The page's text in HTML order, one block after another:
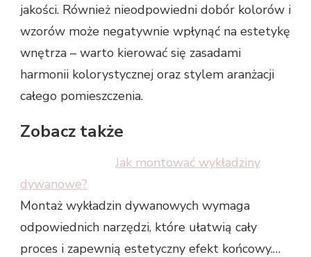
jakości. Również nieodpowiedni dobór kolorów i
wzorów może negatywnie wpłynąć na estetykę
wnętrza – warto kierować się zasadami
harmonii kolorystycznej oraz stylem aranżacji
całego pomieszczenia.
Zobacz także
Jak montować wykładziny
dywanowe?
Montaż wykładzin dywanowych wymaga
odpowiednich narzędzi, które ułatwią cały
proces i zapewnią estetyczny efekt końcowy.…